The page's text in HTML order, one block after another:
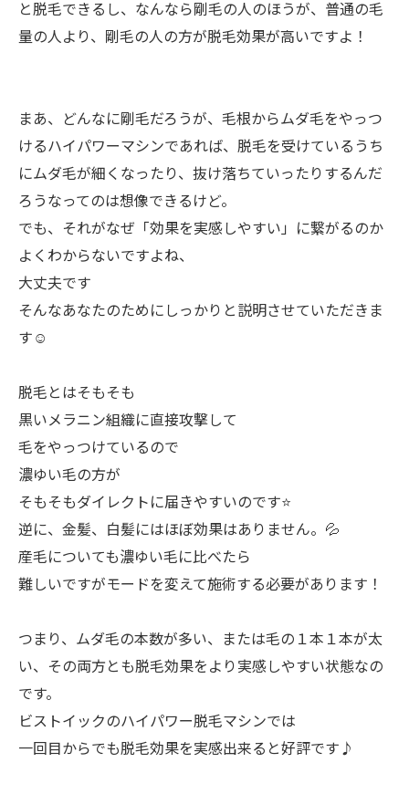
と脱毛できるし、なんなら剛毛の人のほうが、普通の毛
量の人より、剛毛の人の方が脱毛効果が高いですよ！
まあ、どんなに剛毛だろうが、毛根からムダ毛をやっつ
けるハイパワーマシンであれば、脱毛を受けているうち
にムダ毛が細くなったり、抜け落ちていったりするんだ
ろうなってのは想像できるけど。
でも、それがなぜ「効果を実感しやすい」に繋がるのか
よくわからないですよね、
大丈夫です
そんなあなたのためにしっかりと説明させていただきま
す☺️
脱毛とはそもそも
黒いメラニン組織に直接攻撃して
毛をやっつけているので
濃ゆい毛の方が
そもそもダイレクトに届きやすいのです⭐️
逆に、金髪、白髪にはほぼ効果はありません。💦
産毛についても濃ゆい毛に比べたら
難しいですがモードを変えて施術する必要があります！
つまり、ムダ毛の本数が多い、または毛の１本１本が太
い、その両方とも脱毛効果をより実感しやすい状態なの
です。
ビストイックのハイパワー脱毛マシンでは
一回目からでも脱毛効果を実感出来ると好評です♪